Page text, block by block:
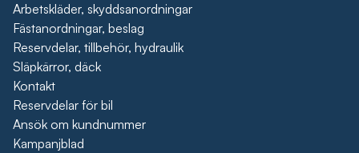
Arbetskläder, skyddsanordningar
Fästanordningar, beslag
Reservdelar, tillbehör, hydraulik
Släpkärror, däck
Kontakt
Reservdelar för bil
Ansök om kundnummer
Kampanjblad